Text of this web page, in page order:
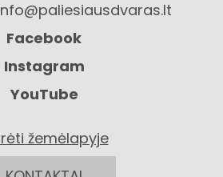
Facebook
Instagram
YouTube
žemėlapyje